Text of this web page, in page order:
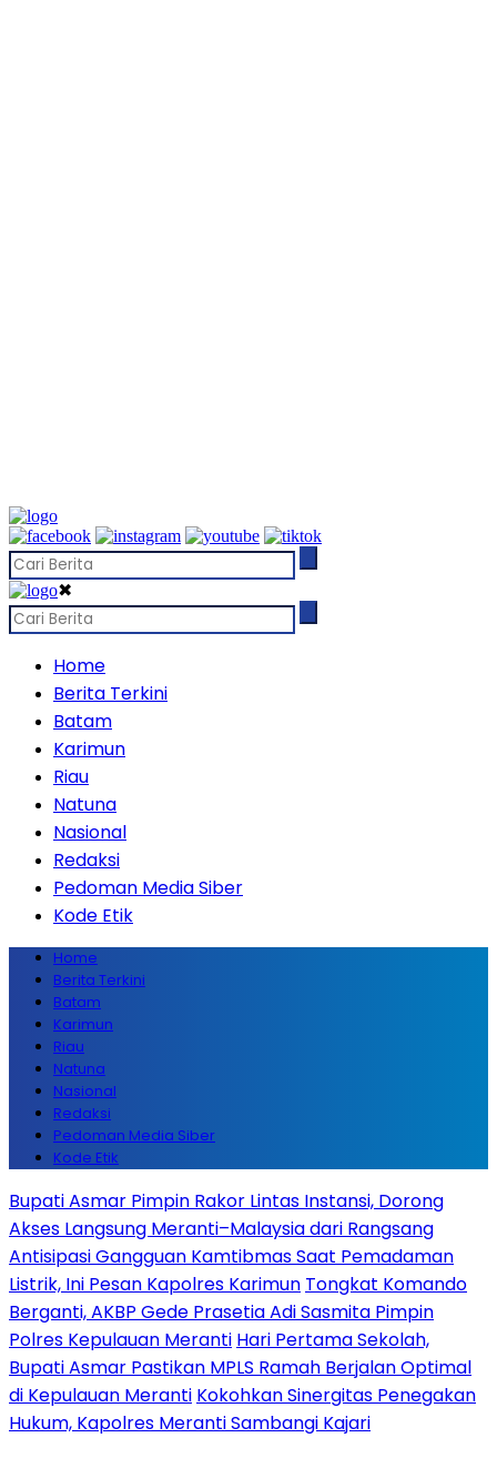
✖
Home
Berita Terkini
Batam
Karimun
Riau
Natuna
Nasional
Redaksi
Pedoman Media Siber
Kode Etik
Home
Berita Terkini
Batam
Karimun
Riau
Natuna
Nasional
Redaksi
Pedoman Media Siber
Kode Etik
Bupati Asmar Pimpin Rakor Lintas Instansi, Dorong
Akses Langsung Meranti–Malaysia dari Rangsang
Antisipasi Gangguan Kamtibmas Saat Pemadaman
Listrik, Ini Pesan Kapolres Karimun Tongkat Komando
Berganti, AKBP Gede Prasetia Adi Sasmita Pimpin
Polres Kepulauan Meranti Hari Pertama Sekolah,
Bupati Asmar Pastikan MPLS Ramah Berjalan Optimal
di Kepulauan Meranti Kokohkan Sinergitas Penegakan
Hukum, Kapolres Meranti Sambangi Kajari